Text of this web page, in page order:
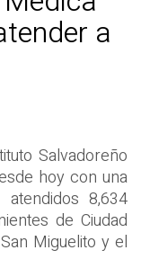
a
Salvadoreño
hoy con una
8,634
de Ciudad
Miguelito y el